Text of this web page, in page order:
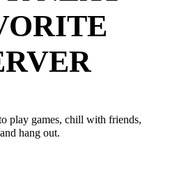
play games, chill with friends,
and hang out.